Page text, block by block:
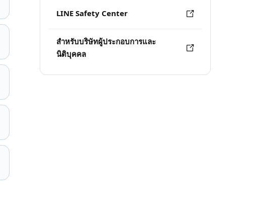
LINE Safety Center
สำหรับบริษัทผู้ประกอบการและ
นิติบุคคล